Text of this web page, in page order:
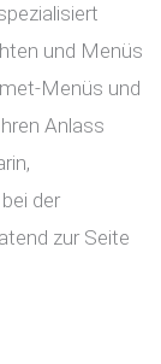
und Menüs
Menüs und
Anlass
der
zur Seite